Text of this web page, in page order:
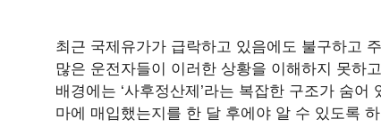
최근 국제유가가 급락하고 있음에도 불구하고
많은 운전자들이 이러한 상황을 이해하지 못하
배경에는 ‘사후정산제’라는 복잡한 구조가 숨
마에 매입했는지를 한 달 후에야 알 수 있도록